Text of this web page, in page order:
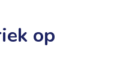
op